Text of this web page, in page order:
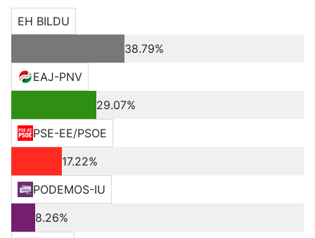
EH BILDU
38.79%
EAJ-PNV
29.07%
PSE-EE/PSOE
17.22%
PODEMOS-IU
8.26%